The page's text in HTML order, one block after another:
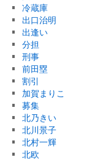
冷蔵庫
出口治明
出逢い
分担
刑事
前田塁
割引
加賀まりこ
募集
北乃きい
北川景子
北村一輝
北欧